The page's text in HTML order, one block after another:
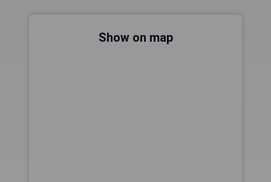
Show on map